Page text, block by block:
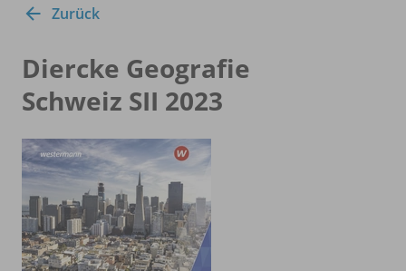
Zurück
Diercke Geografie
Schweiz SII 2023